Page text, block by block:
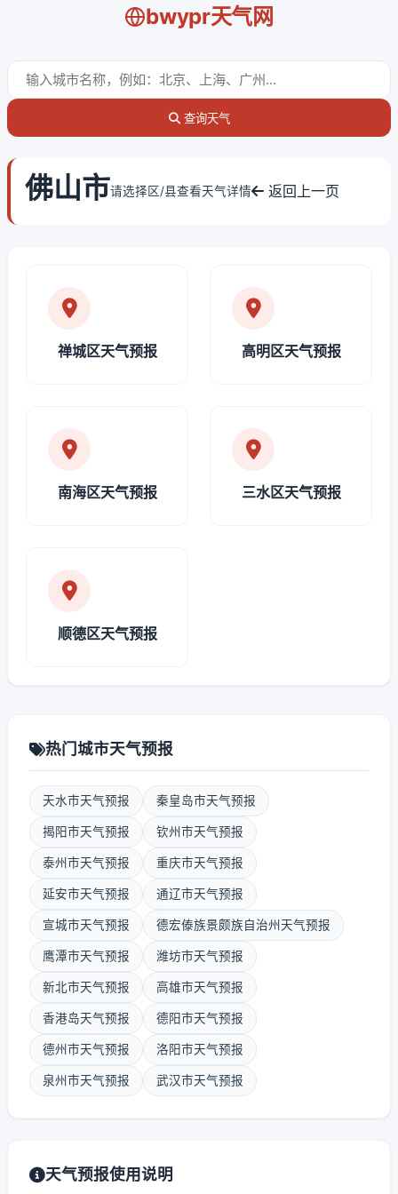
bwypr天气网
查询天气
佛山市请选择区/县查看天气详情 返回上一页
禅城区天气预报 高明区天气预报
南海区天气预报 三水区天气预报
顺德区天气预报
热门城市天气预报
天水市天气预报 秦皇岛市天气预报
揭阳市天气预报 钦州市天气预报
泰州市天气预报 重庆市天气预报
延安市天气预报 通辽市天气预报
宣城市天气预报 德宏傣族景颇族自治州天气预报
鹰潭市天气预报 潍坊市天气预报
新北市天气预报 高雄市天气预报
香港岛天气预报 德阳市天气预报
德州市天气预报 洛阳市天气预报
泉州市天气预报 武汉市天气预报
天气预报使用说明